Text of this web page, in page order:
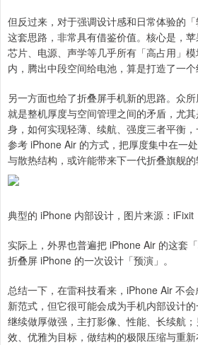
但反过来，对于强调设计感和日常体验的
这套思路，非常具有借鉴价值。核心是，苹
芯片、电源、声学等几乎所有「高占用」
内，腾出中段空间给电池，算是打造了一个
另一方面也给了折叠屏手机新的思路。众
就是整机厚度与空间管理之间的矛盾，尤
身，如何实现轻薄、续航、强度三者平衡
参考 iPhone Air 的方式，把厚度集中在一
与散热结构，或许能带来下一代折叠旗舰的
典型的 iPhone 内部设计，图片来源：iFixit
实际上，外界也普遍把 iPhone Air 的这套
折叠屏 iPhone 的一次设计「预演」。
总结一下，在雷科技看来，iPhone Air 不
新范式，但它很可能会成为手机内部设计
继续做厚做强，主打影像、性能、长续航
效、优雅为目标，做结构的极限压缩与重新